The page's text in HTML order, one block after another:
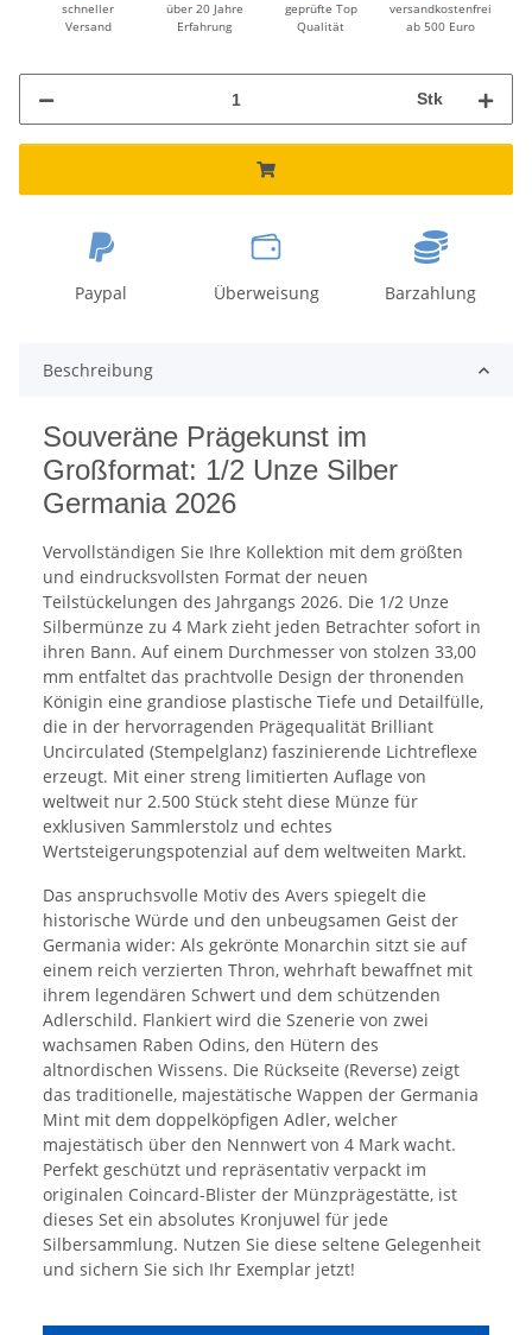
schneller
Versand
über 20 Jahre
Erfahrung
geprüfte Top
Qualität
versandkostenfrei
ab 500 Euro
Stk
Paypal Überweisung Barzahlung
Beschreibung
Souveräne Prägekunst im
Großformat: 1/2 Unze Silber
Germania 2026
Vervollständigen Sie Ihre Kollektion mit dem größten
und eindrucksvollsten Format der neuen
Teilstückelungen des Jahrgangs 2026. Die 1/2 Unze
Silbermünze zu 4 Mark zieht jeden Betrachter sofort in
ihren Bann. Auf einem Durchmesser von stolzen 33,00
mm entfaltet das prachtvolle Design der thronenden
Königin eine grandiose plastische Tiefe und Detailfülle,
die in der hervorragenden Prägequalität Brilliant
Uncirculated (Stempelglanz) faszinierende Lichtreflexe
erzeugt. Mit einer streng limitierten Auflage von
weltweit nur 2.500 Stück steht diese Münze für
exklusiven Sammlerstolz und echtes
Wertsteigerungspotenzial auf dem weltweiten Markt.
Das anspruchsvolle Motiv des Avers spiegelt die
historische Würde und den unbeugsamen Geist der
Germania wider: Als gekrönte Monarchin sitzt sie auf
einem reich verzierten Thron, wehrhaft bewaffnet mit
ihrem legendären Schwert und dem schützenden
Adlerschild. Flankiert wird die Szenerie von zwei
wachsamen Raben Odins, den Hütern des
altnordischen Wissens. Die Rückseite (Reverse) zeigt
das traditionelle, majestätische Wappen der Germania
Mint mit dem doppelköpfigen Adler, welcher
majestätisch über den Nennwert von 4 Mark wacht.
Perfekt geschützt und repräsentativ verpackt im
originalen Coincard-Blister der Münzprägestätte, ist
dieses Set ein absolutes Kronjuwel für jede
Silbersammlung. Nutzen Sie diese seltene Gelegenheit
und sichern Sie sich Ihr Exemplar jetzt!